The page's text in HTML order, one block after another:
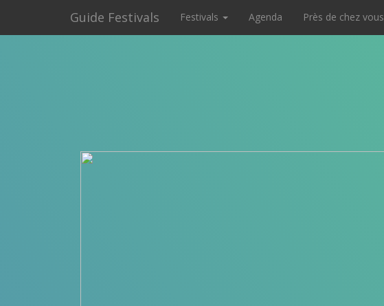
Guide Festivals Festivals Agenda Près de chez vous